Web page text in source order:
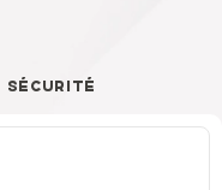
SÉCURITÉ